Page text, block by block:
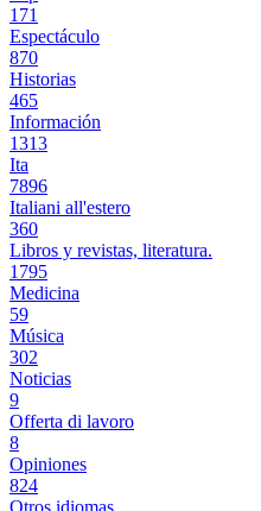
171
Espectáculo
870
Historias
465
Información
1313
Ita
7896
Italiani all'estero
360
Libros y revistas, literatura.
1795
Medicina
59
Música
302
Noticias
9
Offerta di lavoro
8
Opiniones
824
Otros idiomas